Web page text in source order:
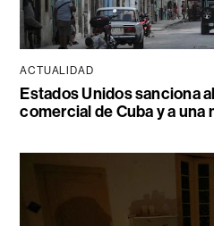
ACTUALIDAD
Estados Unidos sanciona
comercial de Cuba y a una